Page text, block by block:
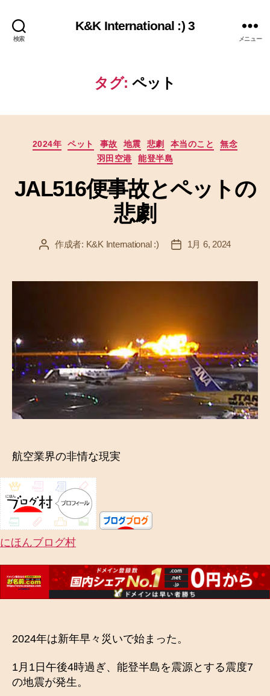
検索
K&K International :) 3
メニュー
タグ: ペット
カ
テ
リ
ー
2024年 ペット 事故 地震 悲劇 本当のこと
無念
羽田空港
能登半島
JAL516便事故とペットの
悲劇
投 作成者: K&K International :)
投
1月 6, 2024
航空業界の非情な現実
にほんブログ村
2024年は新年早々災いで始まった。
1月1日午後4時過ぎ、能登半島を震源とする震度7
の地震が発生。